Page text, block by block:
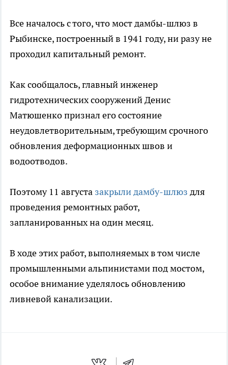
Все началось с того, что мост дамбы-шлюз в
Рыбинске, построенный в 1941 году, ни разу не
проходил капитальный ремонт.
Как сообщалось, главный инженер
гидротехнических сооружений Денис
Матюшенко признал его состояние
неудовлетворительным, требующим срочного
обновления деформационных швов и
водоотводов.
Поэтому 11 августа закрыли дамбу-шлюз для
проведения ремонтных работ,
запланированных на один месяц.
В ходе этих работ, выполняемых в том числе
промышленными альпинистами под мостом,
особое внимание уделялось обновлению
ливневой канализации.